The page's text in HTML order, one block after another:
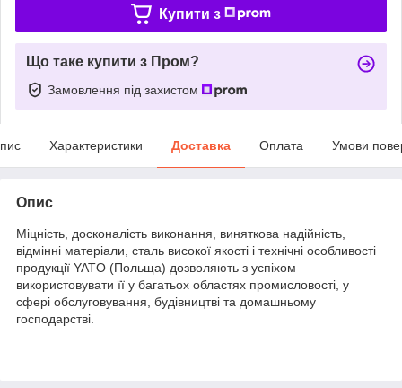
Купити з
Що таке купити з Пром?
Замовлення під захистом
Характеристики Доставка Оплата Умови
Опис
Міцність, досконалість виконання, виняткова надійність,
відмінні матеріали, сталь високої якості і технічні особливості
продукції YATO (Польща) дозволяють з успіхом
використовувати її у багатьох областях промисловості, у
сфері обслуговування, будівництві та домашньому
господарстві.